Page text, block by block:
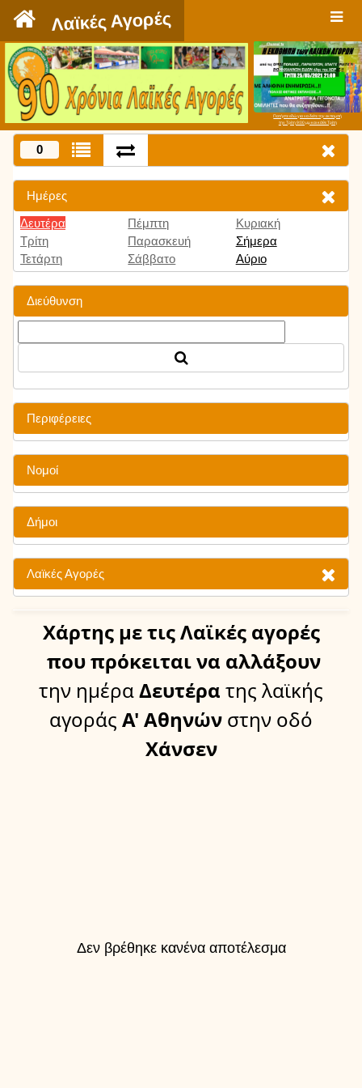
Λαϊκές Αγορές
Πατήστε εδώ για να δείτε την εκπομπή
την Τρίτη 9:00 μμ και κάθε Τρίτη
0
Ημέρες
Δευτέρα
Τρίτη
Τετάρτη
Πέμπτη
Παρασκευή
Σάββατο
Κυριακή
Σήμερα
Αύριο
Διεύθυνση
Περιφέρειες
Νομοί
Δήμοι
Λαϊκές Αγορές
Χάρτης με τις Λαϊκές αγορές
που πρόκειται να αλλάξουν
την ημέραΔευτέρα της λαϊκής
αγοράς Α' Αθηνών στην οδό
Χάνσεν
Δεν βρέθηκε κανένα αποτέλεσμα